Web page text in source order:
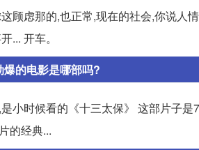
顾虑那的,也正常,现在的社会,你说人
... 开车。
的电影是哪部吗?
小时候看的《十三太保》 这部片子
的经典...